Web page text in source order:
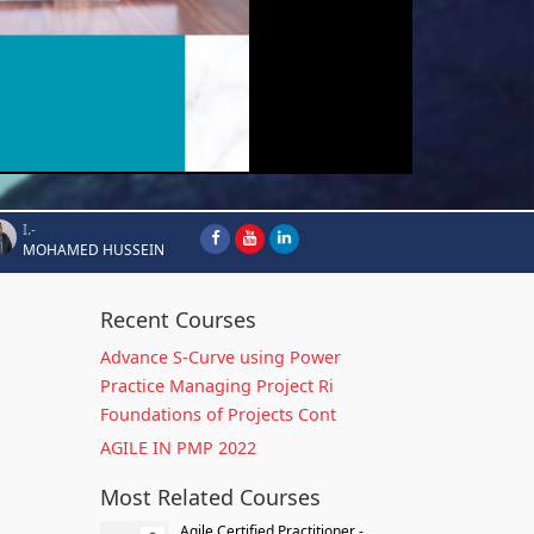
I.-
MOHAMED HUSSEIN
Recent Courses
Advance S-Curve using Power
Practice Managing Project Ri
Foundations of Projects Cont
AGILE IN PMP 2022
Most Related Courses